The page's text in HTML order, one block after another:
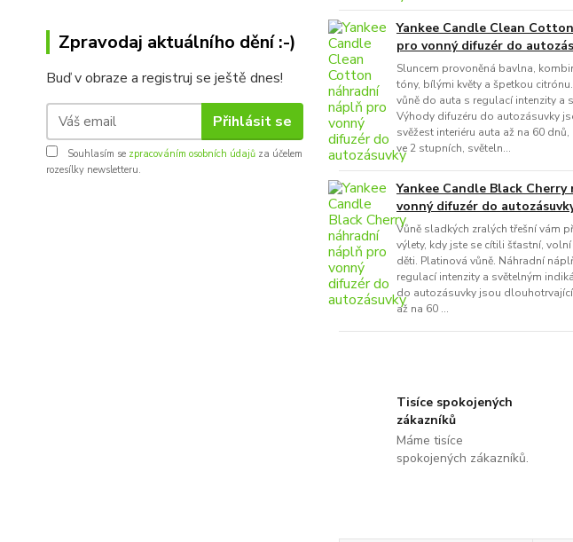
Zpravodaj aktuálního dění :-)
Buď v obraze a registruj se ještě dnes!
Přihlásit se
Souhlasím se zpracováním osobních údajů za účelem
rozesílky newsletteru.
Yankee Candle Clean
pro vonný difuzér do
Sluncem provoněná bavlna,
tóny, bílými květy a špetkou
vůně do auta s regulací intenzity a
Výhody difuzéru do autozásuvky
svěžest interiéru auta až na 60
ve 2 stupních, světeln...
Yankee Candle Black
vonný difuzér do
Vůně sladkých zralých třešní vám
výlety, kdy jste se cítili šťastní,
děti. Platinová vůně. Náhradní
regulací intenzity a světelným
do autozásuvky jsou
až na 60 ...
Tisíce spokojených
zákazníků
Máme tisíce
spokojených zákazníků.